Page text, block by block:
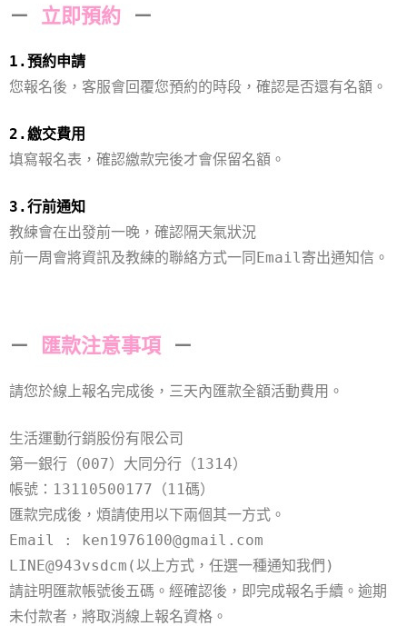
－ 立即預約 －
1.預約申請
您報名後，客服會回覆您預約的時段，確認是否還有名額。
2.繳交費用
填寫報名表，確認繳款完後才會保留名額。
3.行前通知
教練會在出發前一晚，確認隔天氣狀況
前一周會將資訊及教練的聯絡方式一同Email寄出通知信。
－ 匯款注意事項 －
請您於線上報名完成後，三天內匯款全額活動費用。
生活運動行銷股份有限公司
第一銀行（007）大同分行（1314）
帳號：13110500177（11碼）
匯款完成後，煩請使用以下兩個其一方式。
Email : ken1976100@gmail.com
LINE@943vsdcm (以上方式，任選一種通知我們)
請註明匯款帳號後五碼。經確認後，即完成報名手續。逾期
未付款者，將取消線上報名資格。